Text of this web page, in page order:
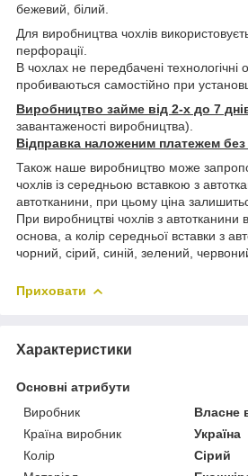
бежевий, білий.
Для виробництва чохлів
перфорації.
В чохлах не передбачені технологічні
пробиваються самостійно при
Виробництво займе від 2-х до 7
завантаженості виробництва).
Відправка наложеним платежем
Також наше виробництво може
чохлів із середньою вставкою з
автотканини, при цьому ціна
При виробництві чохлів з автотканини
основа, а колір середньої вставки з
чорний, сірий, синій, зелений,
Приховати
Характеристики
Основні атрибути
Виробник
Власне
Країна виробник
Україна
Колір
Сірий